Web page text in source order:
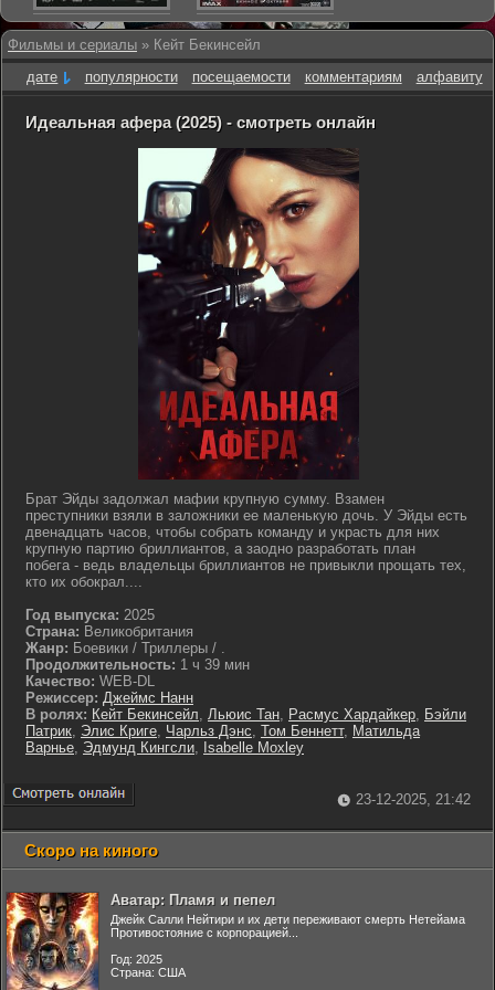
Фильмы и сериалы » Кейт Бекинсейл
дате
популярности посещаемости комментариям алфавиту
Идеальная афера (2025) - смотреть онлайн
Брат Эйды задолжал мафии крупную сумму. Взамен
преступники взяли в заложники ее маленькую дочь. У Эйды есть
двенадцать часов, чтобы собрать команду и украсть для них
крупную партию бриллиантов, а заодно разработать план
побега - ведь владельцы бриллиантов не привыкли прощать тех,
кто их обокрал....
Год выпуска: 2025
Страна: Великобритания
Жанр: Боевики / Триллеры / .
Продолжительность: 1 ч 39 мин
Качество: WEB-DL
Режиссер: Джеймс Нанн
В ролях: Кейт Бекинсейл, Льюис Тан, Расмус Хардайкер, Бэйли
Патрик, Элис Криге, Чарльз Дэнс, Том Беннетт, Матильда
Варнье, Эдмунд Кингсли, Isabelle Moxley
23-12-2025, 21:42
Скоро на киного
Аватар: Пламя и пепел
Джейк Салли Нейтири и их дети переживают смерть Нетейама
Противостояние с корпорацией...
Год: 2025
Страна: США